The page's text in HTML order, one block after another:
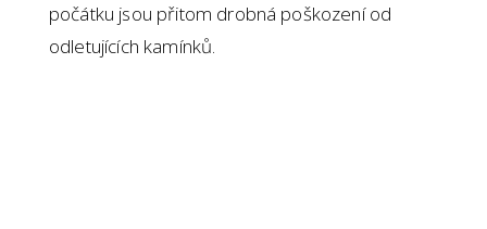
počátku jsou přitom drobná poškození od
odletujících kamínků.